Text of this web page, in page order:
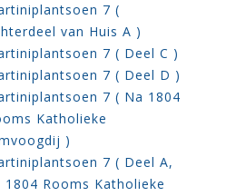
7 (
van Huis A )
7 ( Deel C )
7 ( Deel D )
7 ( Na 1804
Katholieke
)
7 ( Deel A,
1804 Rooms Katholieke